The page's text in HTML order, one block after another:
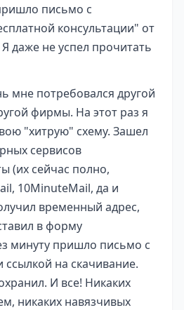
письмо с
консультации" от
даже не успел прочитать
мне потребовался другой
фирмы. На этот раз я
"хитрую" схему. Зашел
сервисов
(их сейчас полно,
10MinuteMail, да и
временный адрес,
в форму
минуту пришло письмо с
на скачивание.
И все! Никаких
никаких навязчивых